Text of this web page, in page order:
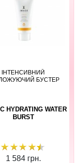
ІНТЕНСИВНИЙ
БУСТЕР
HYDRATING WATER
BURST
1 584 грн.